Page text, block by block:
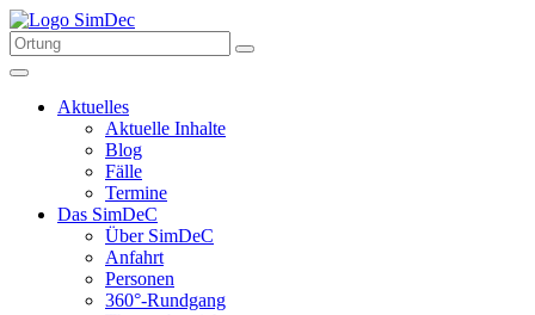
Aktuelles
Aktuelle Inhalte
Blog
Fälle
Termine
Das SimDeC
Über SimDeC
Anfahrt
Personen
360°-Rundgang